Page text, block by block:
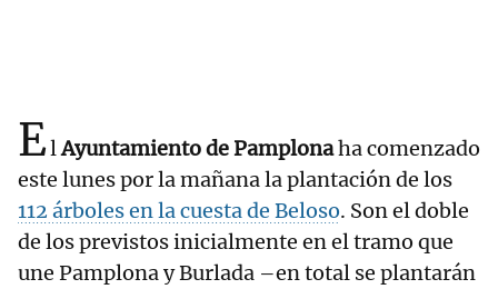
ElAyuntamiento de Pamplonaha comenzado
este lunes por la mañana la plantación de los
112 árboles en la cuesta de Beloso. Son el doble
de los previstos inicialmente en el tramo que
une Pamplona y Burlada –en total se plantarán